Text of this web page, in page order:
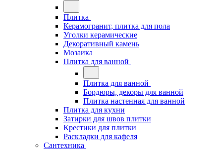
Плитка
Керамогранит, плитка для пола
Уголки керамические
Декоративный камень
Мозаика
Плитка для ванной
Плитка для ванной
Бордюры, декоры для ванной
Плитка настенная для ванной
Плитка для кухни
Затирки для швов плитки
Крестики для плитки
Раскладки для кафеля
Сантехника